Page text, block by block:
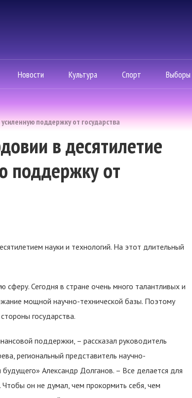
Новости Культура Спорт Выборы
поддержку от государства
в десятилетие
поддержку от
науки и технологий. На этот длительный
Сегодня в стране очень много талантливых и
мощной научно-технической базы. Поэтому
государства.
поддержки, – рассказал руководитель
региональный представитель научно-
Александр Долганов. – Все делается для
он не думал, чем прокормить себя, чем